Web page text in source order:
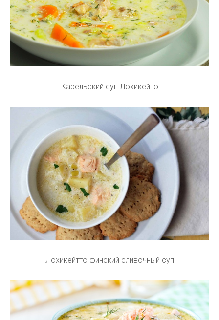
Карельский суп Лохикейто
Лохикейтто финский сливочный суп